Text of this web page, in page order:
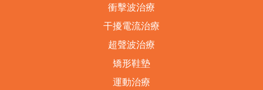
衝擊波治療
干擾電流治療
超聲波治療
矯形鞋墊
運動治療